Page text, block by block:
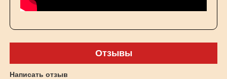
Отзывы
Написать отзыв